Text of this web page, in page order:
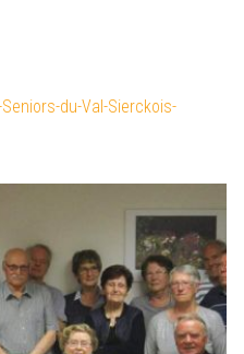
Château des Ducs de Lorraine
du-Val-Sierckois-